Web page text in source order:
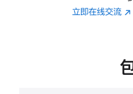
的
立即在线交流 (在
中